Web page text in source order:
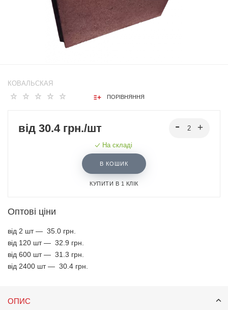
КОВАЛЬСКАЯ
ПОРІВНЯННЯ
від 30.4 грн./шт
На складі
В КОШИК
КУПИТИ В 1 КЛІК
Оптові ціни
від 2 шт — 35.0 грн.
від 120 шт — 32.9 грн.
від 600 шт — 31.3 грн.
від 2400 шт — 30.4 грн.
ОПИС